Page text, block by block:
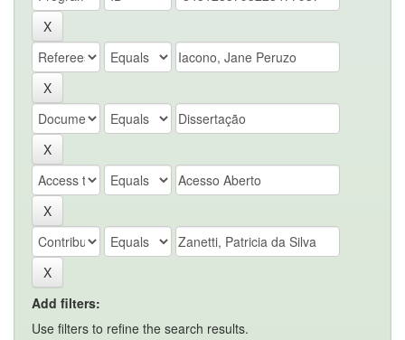
Add filters:
Use filters to refine the search results.